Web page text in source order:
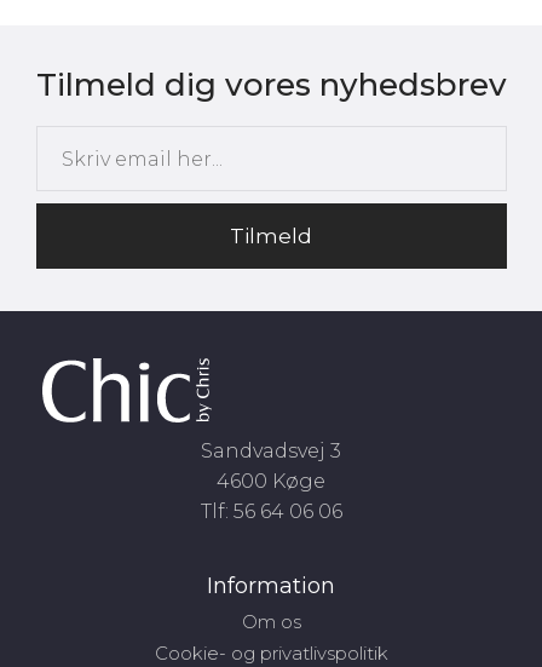
Tilmeld dig vores nyhedsbrev
Tilmeld
Sandvadsvej 3
4600 Køge
Tlf: 56 64 06 06
Information
Om os
Cookie- og privatlivspolitik